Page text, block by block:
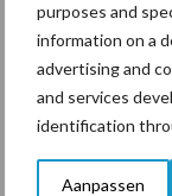
purposes and
information on a
advertising and
and services
identification
Aanpassen